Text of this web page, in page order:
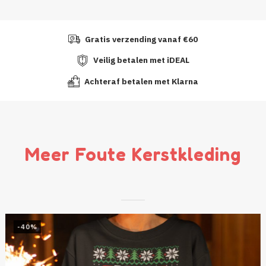
Gratis verzending vanaf €60
Veilig betalen met iDEAL
Achteraf betalen met Klarna
Meer Foute Kerstkleding
-40%